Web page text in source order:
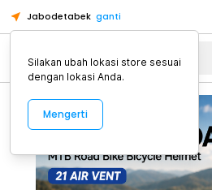
Jabodetabek ganti
Alat Kopi
Silakan ubah lokasi store sesuai
dengan lokasi Anda.
Mengerti